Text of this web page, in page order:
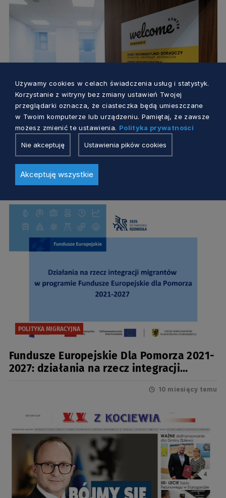
POLITYKA MIGRACYJNA
Pomorskie WELCOME Center –
podsumowanie roku 2025
POLITYKA MIGRACYJNA
Fundusze Europejskie Dla Pomorza 2021-
2027: działania na rzecz integracji
10 miesięcy temu
Używamy cookies w celach świadczenia usług i statystyk.
Korzystanie z witryny bez zmiany ustawień Twojej
przeglądarki oznacza, że ciasteczka będą umieszczane
w Twoim komputerze lub urządzeniu. Pamiętaj, że zawsze
możesz zmienić te ustawienia. Polityka prywatności
Nie akceptuję Ustawienia pików cookies
Akceptuję wszystkie